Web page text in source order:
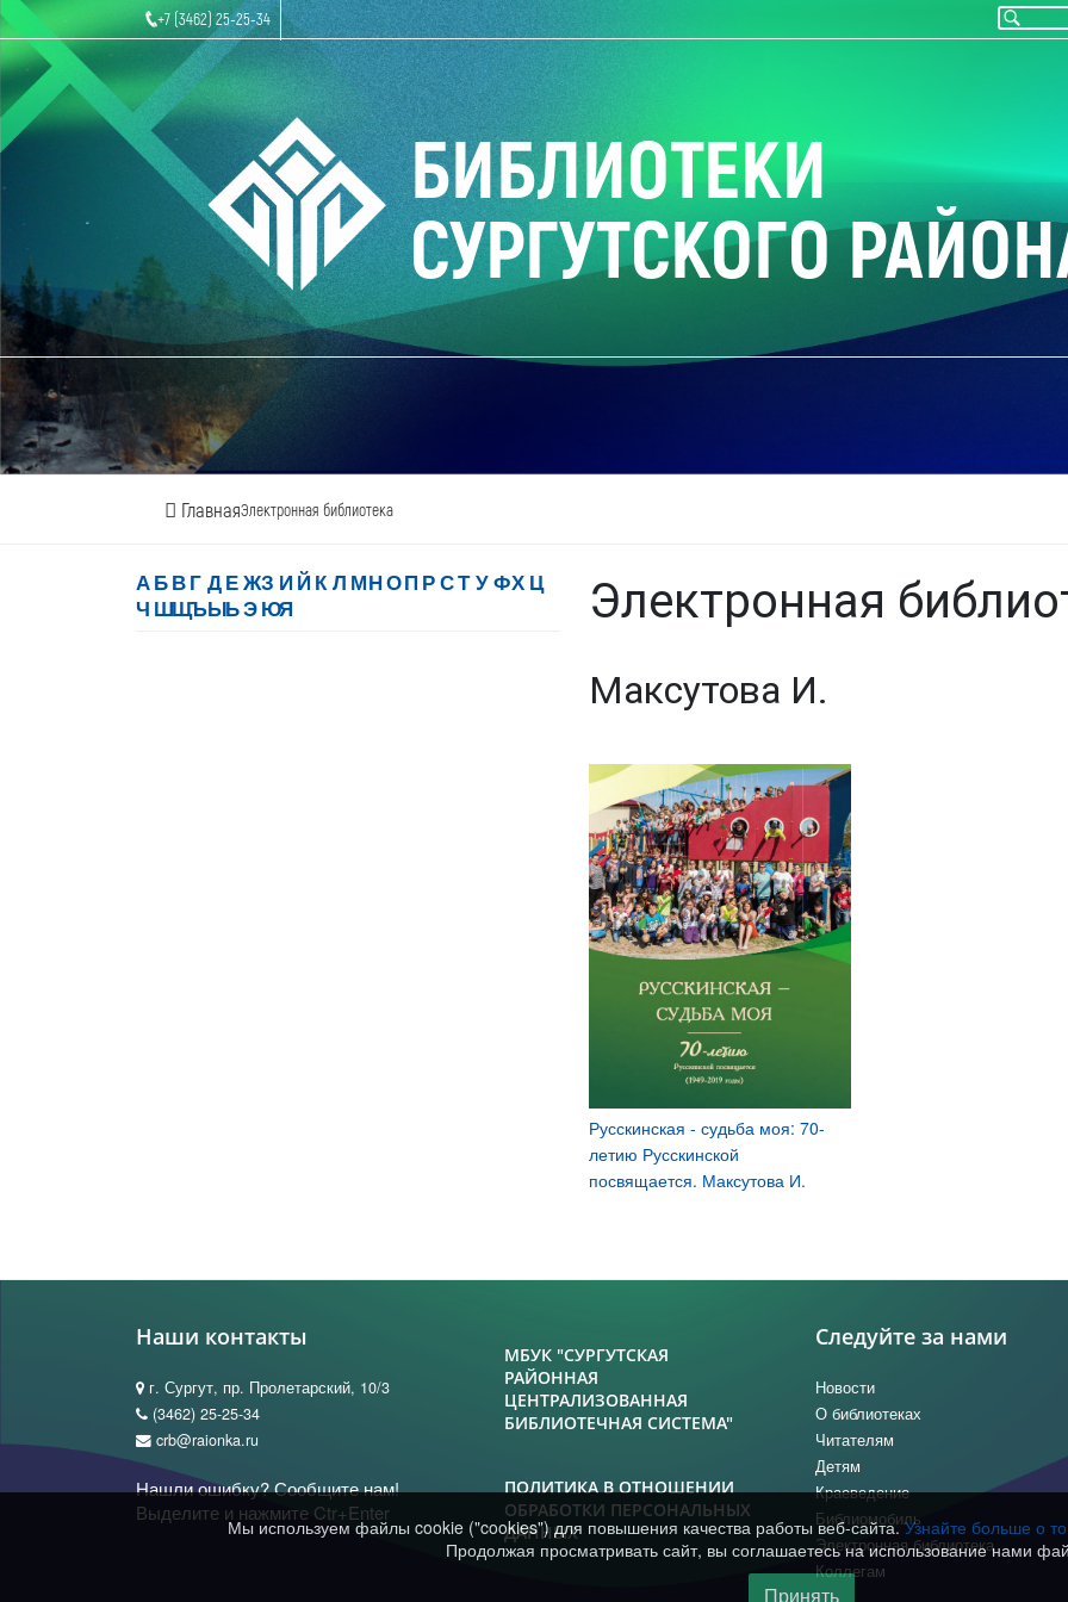
+7 (3462) 25-25-34
БИБЛИОТЕКИ
СУРГУТСКОГО
ГлавнаяЭлектронная библиотека
АБВГ ДЕЖЗ И Й К Л МНОП РСТ УФХ Ц
Ч ШЩЪЫЬЭЮЯ Электронная
Максутова И.
Русскинская - судьба моя: 70-
летию Русскинской
посвящается. Максутова И.
Наши контакты
г. Сургут, пр. Пролетарский, 10/3
(3462) 25-25-34
crb@raionka.ru
Нашли ошибку? Сообщите нам!
Выделите и нажмите Ctr+Enter
МБУК "СУРГУТСКАЯ
РАЙОННАЯ
ЦЕНТРАЛИЗОВАННАЯ
БИБЛИОТЕЧНАЯ СИСТЕМА"
ПОЛИТИКА В ОТНОШЕНИИ
ОБРАБОТКИ ПЕРСОНАЛЬНЫХ
ДАННЫХ
Следуйте за нами
Новости
О библиотеках
Читателям
Детям
Краеведение
Библиомобиль
Электронная библиотека
Коллегам
Мы используем файлы cookie ("cookies") для повышения качества работы веб-сайта.Узнайте больше о
Продолжая просматривать сайт, вы соглашаетесь на использование нами
Принять